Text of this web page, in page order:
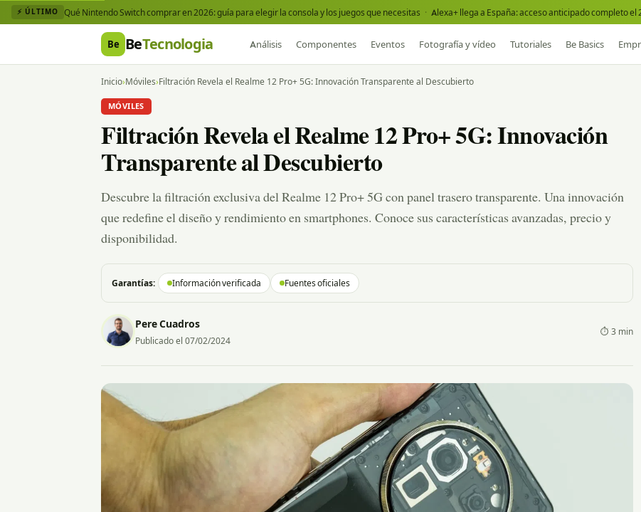
⚡ ÚLTIMO Qué Nintendo Switch comprar en 2026: guía para elegir la consola y los juegos que necesitas · Alexa+ llega a España: acceso anticipado completo el
Be BeTecnologia Análisis Componentes Eventos Fotografía y vídeo Tutoriales Be Basics
Inicio›Móviles›Filtración Revela el Realme 12 Pro+ 5G: Innovación Transparente al Descubierto
MÓVILES
Filtración Revela el Realme 12 Pro+ 5G: Innovación
Transparente al Descubierto
Descubre la filtración exclusiva del Realme 12 Pro+ 5G con panel trasero transparente. Una innovación
que redefine el diseño y rendimiento en smartphones. Conoce sus características avanzadas, precio y
disponibilidad.
Garantías: Información verificada Fuentes oficiales
Pere Cuadros
Publicado el 07/02/2024
⏱ 3 min